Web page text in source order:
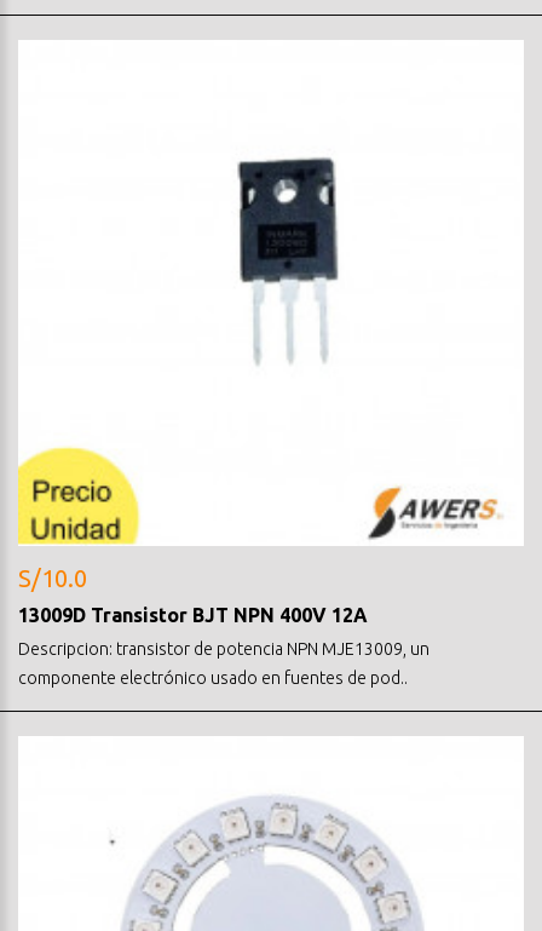
S/10.0
13009D Transistor BJT NPN 400V 12A
Descripcion: transistor de potencia NPN MJE13009, un
componente electrónico usado en fuentes de pod..